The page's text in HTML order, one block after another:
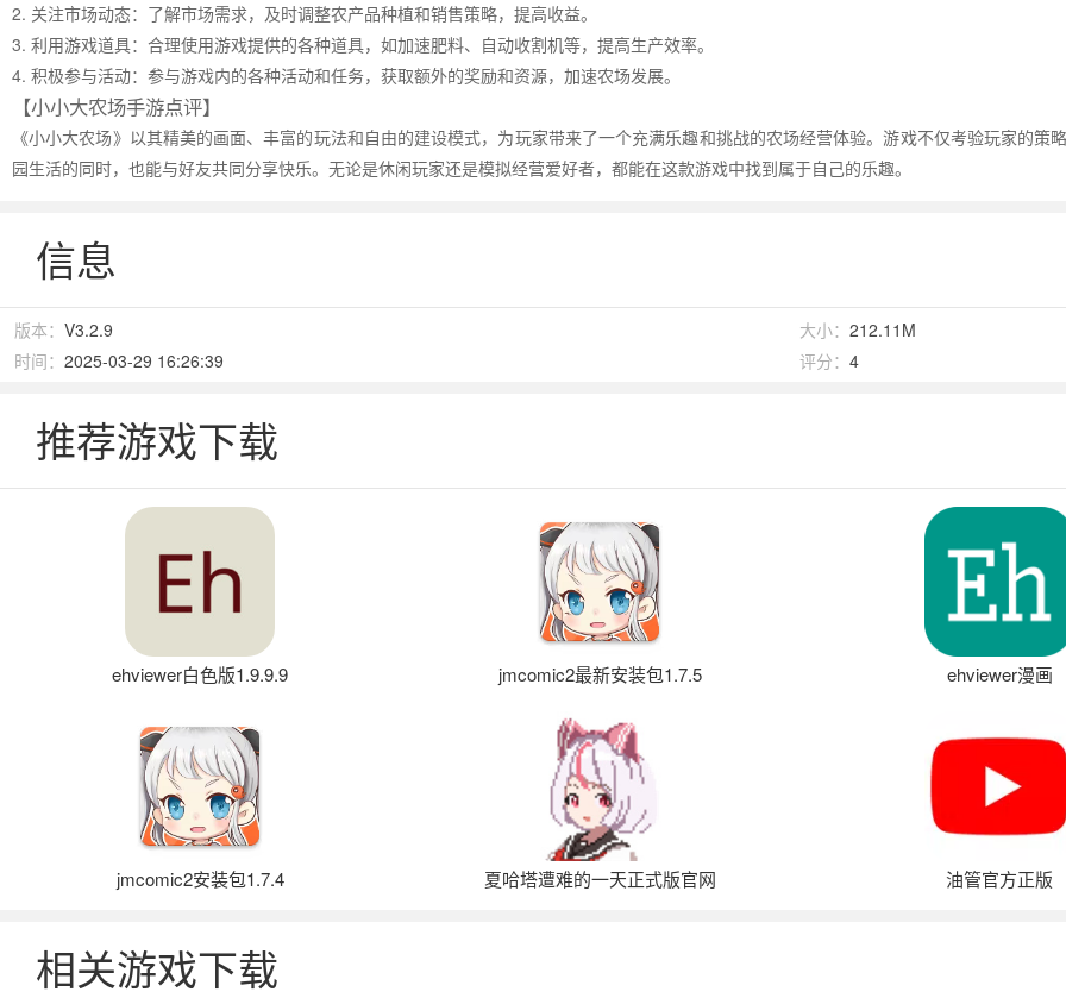
2. 关注市场动态：了解市场需求，及时调整农产品种植和销售策略，提高收益。
3. 利用游戏道具：合理使用游戏提供的各种道具，如加速肥料、自动收割机等，提高生产效率。
4. 积极参与活动：参与游戏内的各种活动和任务，获取额外的奖励和资源，加速农场发展。
【小小大农场手游点评】
《小小大农场》以其精美的画面、丰富的玩法和自由的建设模式，为玩家带来了一个充满乐趣和挑战的农场经营体验。游戏不仅考验玩家的
园生活的同时，也能与好友共同分享快乐。无论是休闲玩家还是模拟经营爱好者，都能在这款游戏中找到属于自己的乐趣。
信息
版本： V3.2.9 大小： 212.11M
时间： 2025-03-29 16:26:39 评分： 4
推荐游戏下载
ehviewer白色版1.9.9.9 jmcomic2最新安装包1.7.5 ehviewer漫画
jmcomic2安装包1.7.4 夏哈塔遭难的一天正式版官网 油管官方正版
相关游戏下载